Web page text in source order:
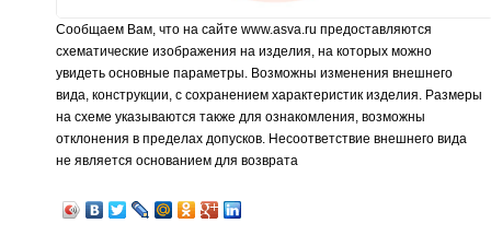
Сообщаем Вам, что на сайте www.asva.ru предоставляются
схематические изображения на изделия, на которых можно
увидеть основные параметры. Возможны изменения внешнего
вида, конструкции, с сохранением характеристик изделия. Размеры
на схеме указываются также для ознакомления, возможны
отклонения в пределах допусков. Несоответствие внешнего вида
не является основанием для возврата